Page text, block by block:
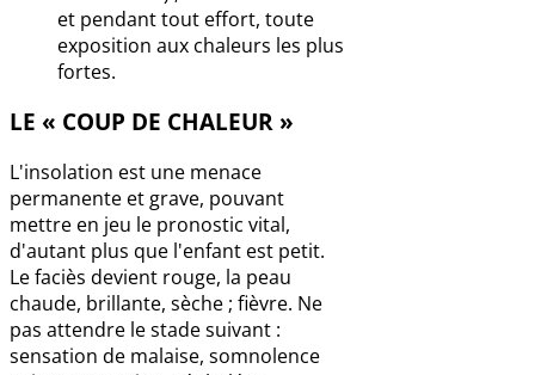
et pendant tout effort, toute
exposition aux chaleurs les plus
fortes.
LE « COUP DE CHALEUR »
L'insolation est une menace
permanente et grave, pouvant
mettre en jeu le pronostic vital,
d'autant plus que l'enfant est petit.
Le faciès devient rouge, la peau
chaude, brillante, sèche ; fièvre. Ne
pas attendre le stade suivant :
sensation de malaise, somnolence